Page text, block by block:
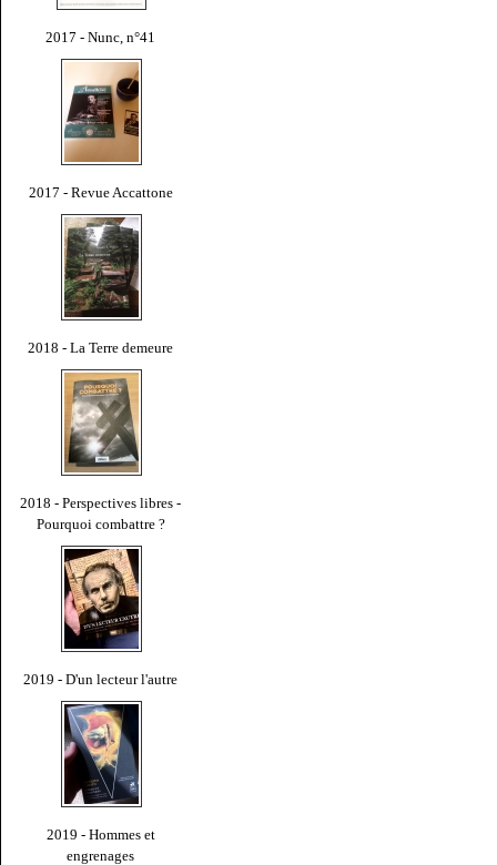
2017 - Nunc, n°41
2017 - Revue Accattone
2018 - La Terre demeure
2018 - Perspectives libres -
Pourquoi combattre ?
2019 - D'un lecteur l'autre
2019 - Hommes et
engrenages